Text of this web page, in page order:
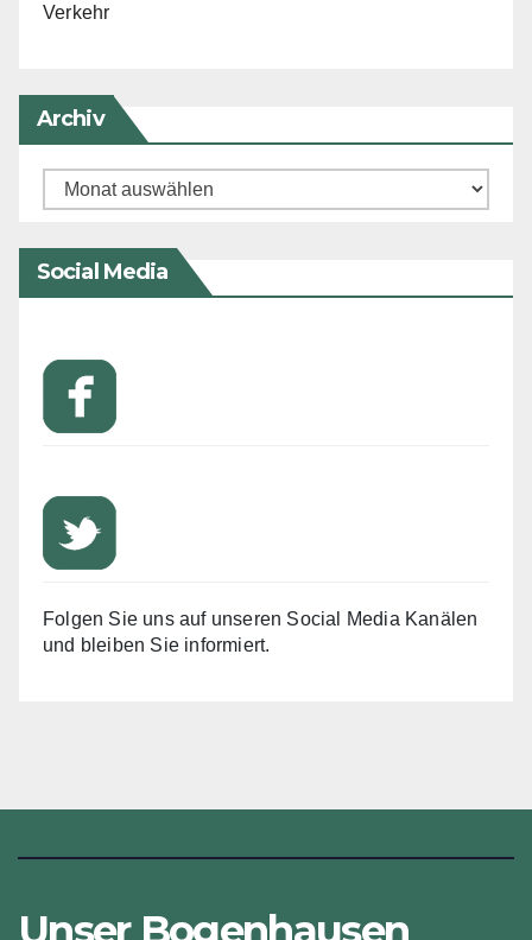
Verkehr
Archiv
Archiv
Social Media
Folgen Sie uns auf unseren Social Media Kanälen
und bleiben Sie informiert.